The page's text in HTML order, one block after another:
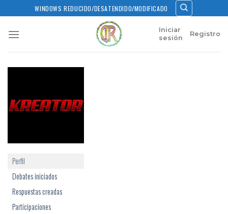
to
content
WINDOWS REDUCIDO/DESATENDIDO/MODIFICADO
Iniciar
sesión
Registro
Perfil
Debates iniciados
Respuestas creadas
Participaciones